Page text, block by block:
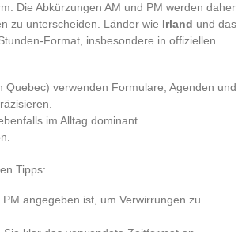
Die Abkürzungen AM und PM werden daher
zu unterscheiden. Länder wie Irland und das
Format, insbesondere in offiziellen
verwenden Formulare, Agenden und
im Alltag dominant.
Tipps:
angegeben ist, um Verwirrungen zu